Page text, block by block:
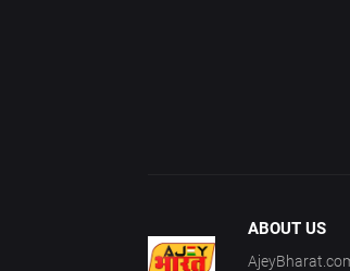
ABOUT US
AjeyBharat.com